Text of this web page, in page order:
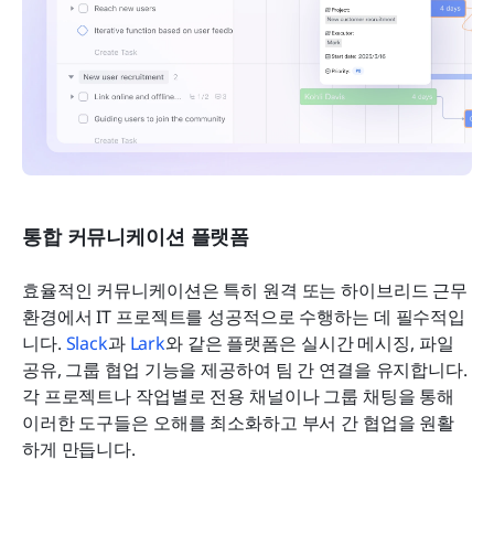
통합 커뮤니케이션 플랫폼
효율적인 커뮤니케이션은 특히 원격 또는 하이브리드 근무
환경에서 IT 프로젝트를 성공적으로 수행하는 데 필수적입
니다. Slack과 Lark와 같은 플랫폼은 실시간 메시징, 파일
공유, 그룹 협업 기능을 제공하여 팀 간 연결을 유지합니다.
각 프로젝트나 작업별로 전용 채널이나 그룹 채팅을 통해
이러한 도구들은 오해를 최소화하고 부서 간 협업을 원활
하게 만듭니다.